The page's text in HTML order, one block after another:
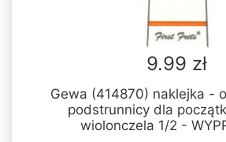
9.99 zł
Gewa (414870) naklejka -
podstrunnicy dla
wiolonczela 1/2 -